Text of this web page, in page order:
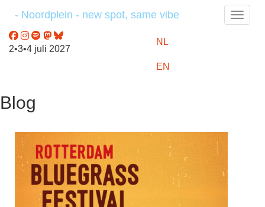
- Noordplein - new spot, same vibe
2•3•4 juli 2027
NL
EN
Blog